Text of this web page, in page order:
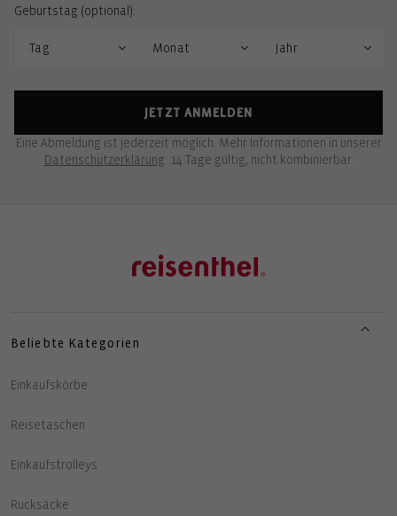
Geburtstag (optional):
JETZT ANMELDEN
Eine Abmeldung ist jederzeit möglich. Mehr Informationen in unserer
Datenschutzerklärung. 14 Tage gültig, nicht kombinierbar.
Beliebte Kategorien
Einkaufskörbe
Reisetaschen
Einkaufstrolleys
Rucksäcke